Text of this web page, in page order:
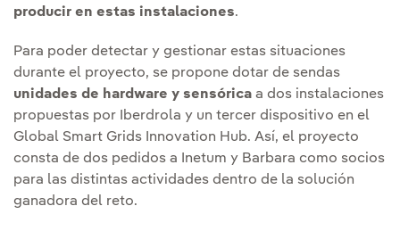
producir en estas instalaciones.
Para poder detectar y gestionar estas situaciones
durante el proyecto, se propone dotar de sendas
unidades de hardware y sensórica a dos instalaciones
propuestas por Iberdrola y un tercer dispositivo en el
Global Smart Grids Innovation Hub. Así, el proyecto
consta de dos pedidos a Inetum y Barbara como socios
para las distintas actividades dentro de la solución
ganadora del reto.